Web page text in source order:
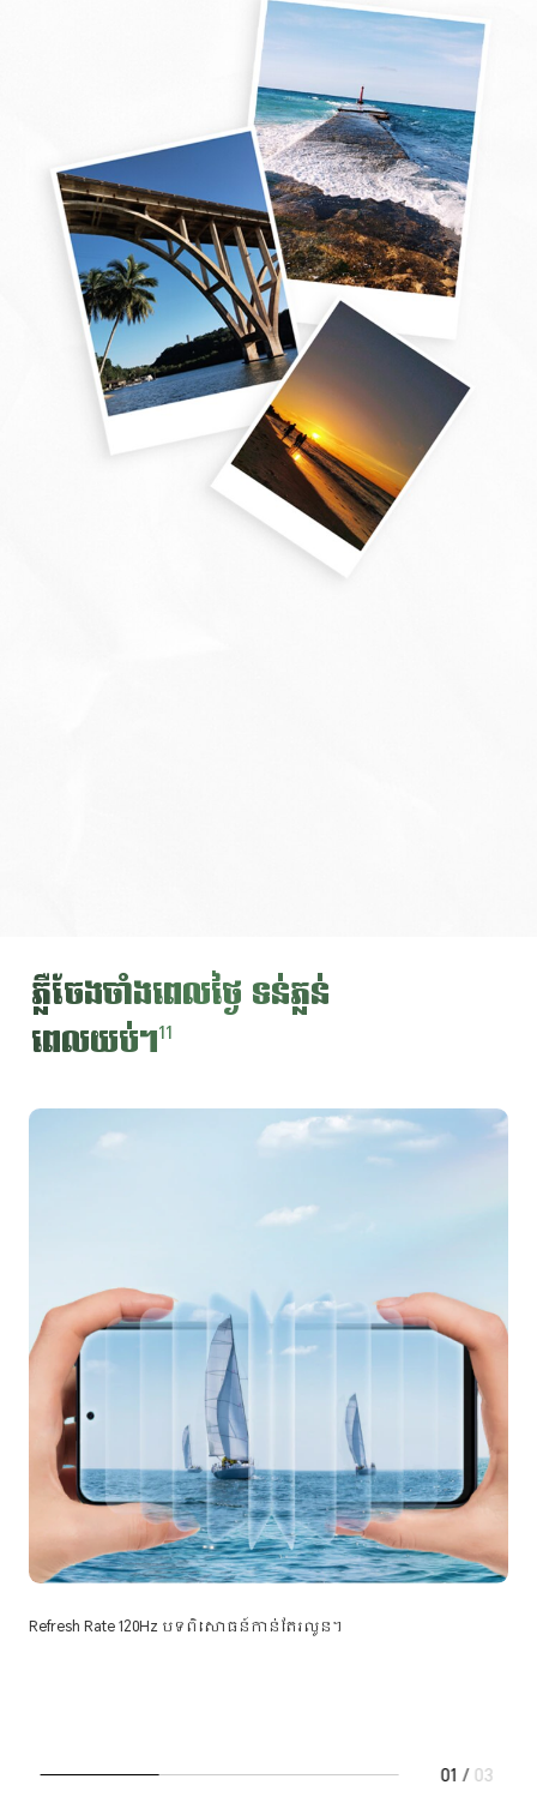
ភ្លឺចែងចាំងពេលថ្ងៃ ទន់ភ្លន់
ពេលយប់។11
Refresh Rate 120Hz បទពិសោធន៍កាន់តែរលូន។
01 / 03